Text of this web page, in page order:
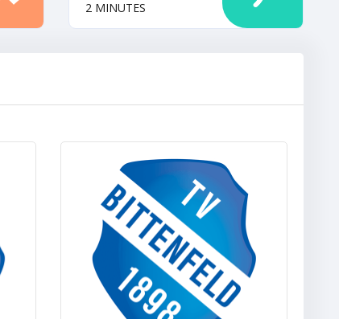
2 MINUTES